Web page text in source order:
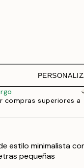
compras superiores a
estilo minimalista
pequeñas